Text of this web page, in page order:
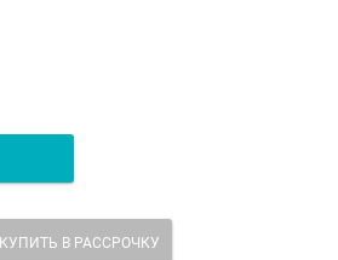
КУПИТЬ В РАССРОЧКУ